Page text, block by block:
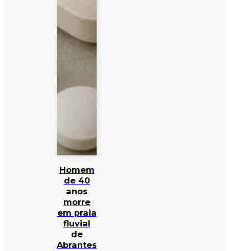
Homem
de 40
anos
morre
em praia
fluvial
de
Abrantes